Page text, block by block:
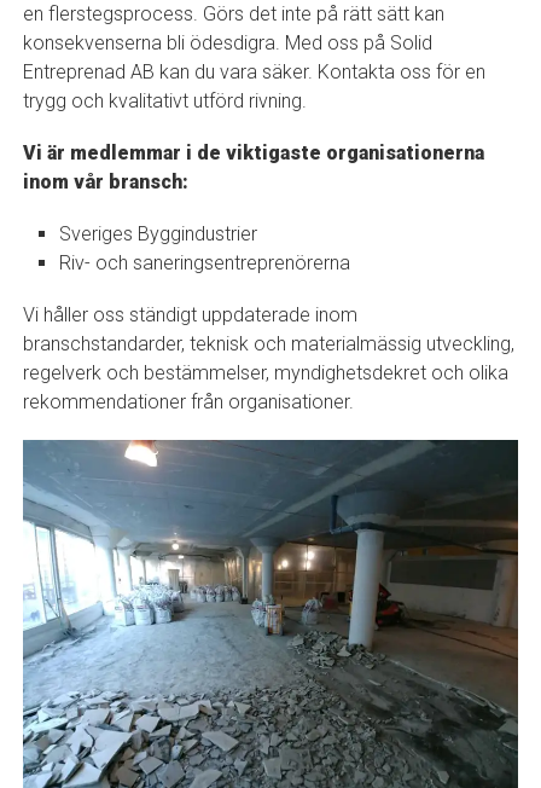
en flerstegsprocess. Görs det inte på rätt sätt kan
konsekvenserna bli ödesdigra. Med oss på Solid
Entreprenad AB kan du vara säker. Kontakta oss för en
trygg och kvalitativt utförd rivning.
Vi är medlemmar i de viktigaste organisationerna
inom vår bransch:
Sveriges Byggindustrier
Riv- och saneringsentreprenörerna
Vi håller oss ständigt uppdaterade inom
branschstandarder, teknisk och materialmässig utveckling,
regelverk och bestämmelser, myndighetsdekret och olika
rekommendationer från organisationer.